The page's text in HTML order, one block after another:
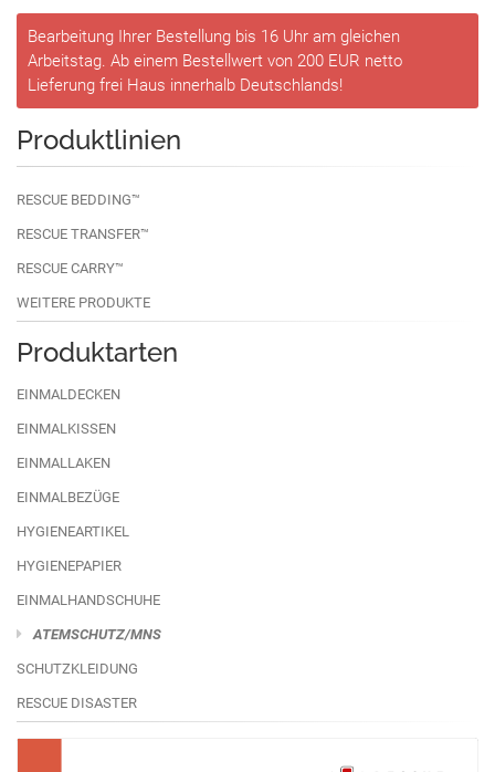
Bearbeitung Ihrer Bestellung bis 16 Uhr am gleichen
Arbeitstag. Ab einem Bestellwert von 200 EUR netto
Lieferung frei Haus innerhalb Deutschlands!
Produktlinien
RESCUE BEDDING™
RESCUE TRANSFER™
RESCUE CARRY™
WEITERE PRODUKTE
Produktarten
EINMALDECKEN
EINMALKISSEN
EINMALLAKEN
EINMALBEZÜGE
HYGIENEARTIKEL
HYGIENEPAPIER
EINMALHANDSCHUHE
ATEMSCHUTZ/MNS
SCHUTZKLEIDUNG
RESCUE DISASTER